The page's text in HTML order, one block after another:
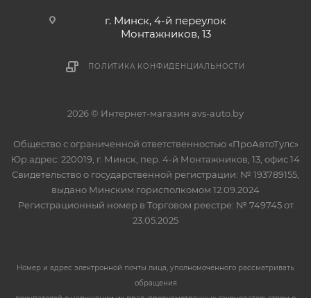
г. Минск, 4-й переулок
Монтажников, 13
ПОЛИТИКА КОНФИДЕНЦИАЛЬНОСТИ
2026 © Интернет-магазин avs-auto.by
Общество с ограниченной ответственностью «ПроАвтоТулс»
Юр.адрес: 220019, г. Минск, пер. 4-й Монтажников, 13, офис 14
Свидетельство о государственной регистрации: № 193789155,
выдано Минским горисполкомом 12.09.2024
Регистрационный номер в Торговом реестре: № 749745 от
23.05.2025
Номер и адрес электронной почты лица, уполномоченного рассматривать
обращения